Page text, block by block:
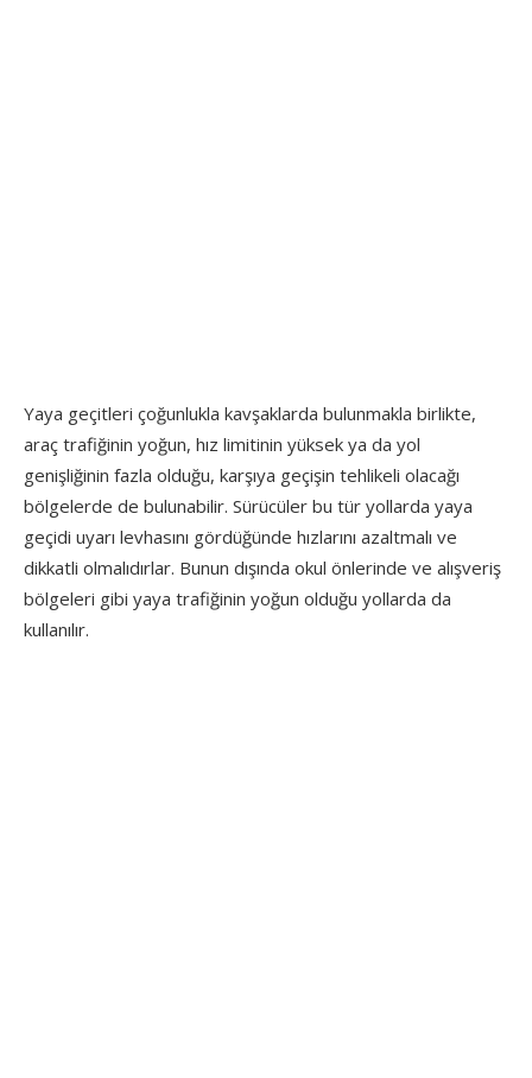
Yaya geçitleri çoğunlukla kavşaklarda bulunmakla birlikte,
araç trafiğinin yoğun, hız limitinin yüksek ya da yol
genişliğinin fazla olduğu, karşıya geçişin tehlikeli olacağı
bölgelerde de bulunabilir. Sürücüler bu tür yollarda yaya
geçidi uyarı levhasını gördüğünde hızlarını azaltmalı ve
dikkatli olmalıdırlar. Bunun dışında okul önlerinde ve alışveriş
bölgeleri gibi yaya trafiğinin yoğun olduğu yollarda da
kullanılır.